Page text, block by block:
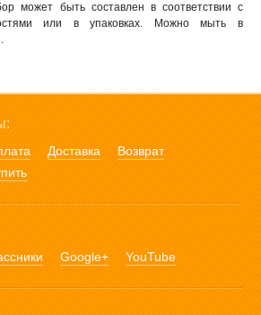
может быть составлен в соответствии с
или в упаковках. Можно мыть в
Доставка
Возврат
Google+ YouTube